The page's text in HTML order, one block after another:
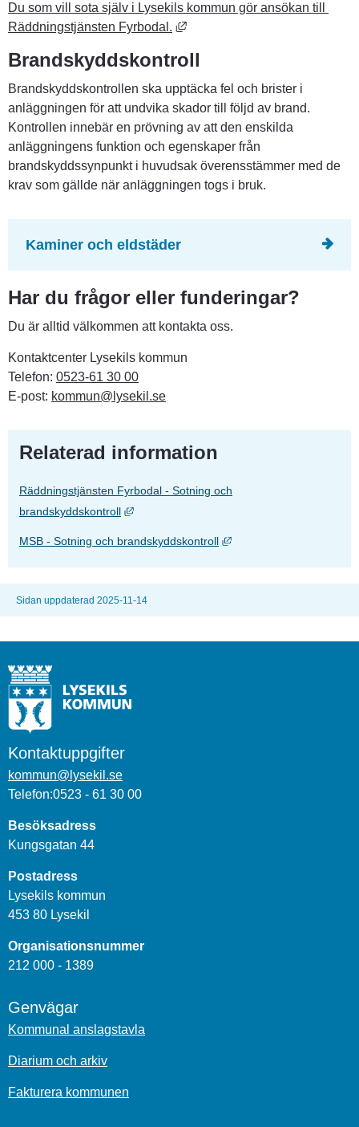
Du som vill sota själv i Lysekils kommun gör ansökan till
Räddningstjänsten Fyrbodal.
Länk till annan webbplats,
Brandskyddskontroll
Brandskyddskontrollen ska upptäcka fel och brister i
anläggningen för att undvika skador till följd av brand.
Kontrollen innebär en prövning av att den enskilda
anläggningens funktion och egenskaper från
brandskyddssynpunkt i huvudsak överensstämmer med de
krav som gällde när anläggningen togs i bruk.
Kaminer och eldstäder
Har du frågor eller funderingar?
Du är alltid välkommen att kontakta oss.
Kontaktcenter Lysekils kommun
Telefon: 0523-61 30 00
E-post: kommun@lysekil.se
Relaterad information
Räddningstjänsten Fyrbodal - Sotning och
brandskyddskontroll
Länk till annan webbplats, öppnas i nytt
MSB - Sotning och brandskyddskontroll Länk till annan
Sidan uppdaterad 2025-11-14
Kontaktuppgifter
kommun@lysekil.se
Telefon:0523 - 61 30 00
Besöksadress
Kungsgatan 44
Postadress
Lysekils kommun
453 80 Lysekil
Organisationsnummer
212 000 - 1389
Genvägar
Kommunal anslagstavla
Diarium och arkiv
Fakturera kommunen